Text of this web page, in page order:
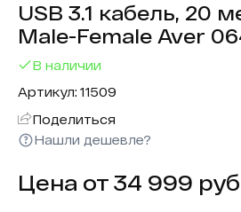
USB 3.1 кабель, 20
Male-Female Aver
В наличии
Артикул: 11509
Поделиться
Нашли дешевле?
Цена от 34 999